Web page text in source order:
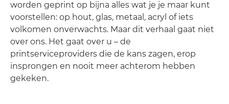
worden geprint op bijna alles wat je je maar kunt
voorstellen: op hout, glas, metaal, acryl of iets
volkomen onverwachts. Maar dit verhaal gaat niet
over ons. Het gaat over u – de
printserviceproviders die de kans zagen, erop
insprongen en nooit meer achterom hebben
gekeken.